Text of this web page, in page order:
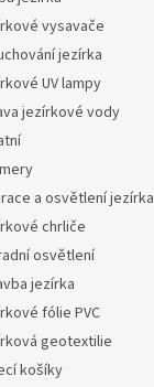
vysavače
jezírka
UV lampy
jezírkové vody
a osvětlení jezírka
chrliče
osvětlení
jezírka
fólie PVC
geotextilie
košíky